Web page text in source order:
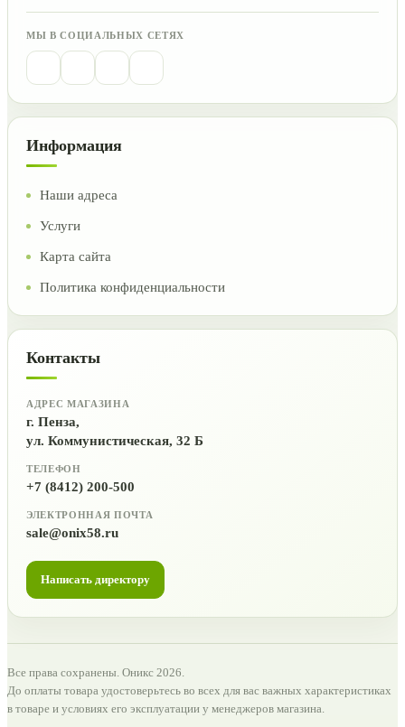
МЫ В СОЦИАЛЬНЫХ СЕТЯХ
Информация
Наши адреса
Услуги
Карта сайта
Политика конфиденциальности
Контакты
АДРЕС МАГАЗИНА
г. Пенза,
ул. Коммунистическая, 32 Б
ТЕЛЕФОН
+7 (8412) 200-500
ЭЛЕКТРОННАЯ ПОЧТА
sale@onix58.ru
Написать директору
Все права сохранены. Оникс 2026.
До оплаты товара удостоверьтесь во всех для вас важных характеристиках
в товаре и условиях его эксплуатации у менеджеров магазина.